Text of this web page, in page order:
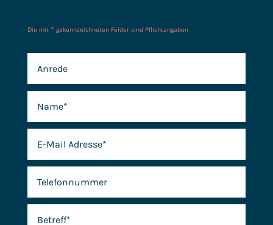
Die mit * gekennzeichneten Felder sind Pflichtangaben